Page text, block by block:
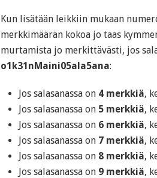
Kun lisätään leikkiin mukaan
merkkimäärän kokoa jo taas
murtamista jo merkittävästi, jos
o1k31nMaini05ala5ana:
Jos salasanassa on 4 merkkiä,
Jos salasanassa on 5 merkkiä,
Jos salasanassa on 6 merkkiä,
Jos salasanassa on 7 merkkiä,
Jos salasanassa on 8 merkkiä,
Jos salasanassa on 9 merkkiä,